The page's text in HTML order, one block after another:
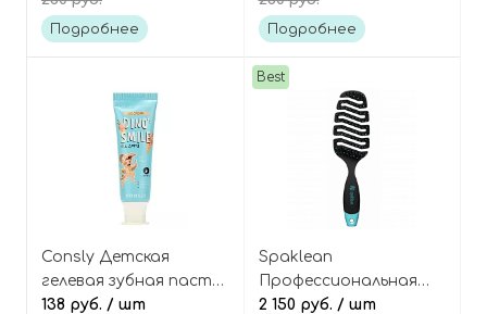
Kids Gel Toothpaste
Подробнее
Gel Toothpaste
Подробнее
Consly Детская
гелевая зубная паста
со вкусом мороженого
138 руб. / шт
Best
Spaklean
Профессиональная
щётка для волос и
2 150 руб. / шт